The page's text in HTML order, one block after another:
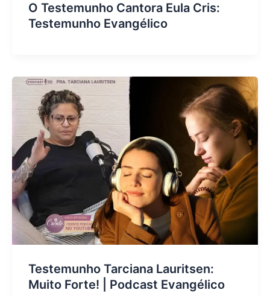
O Testemunho Cantora Eula Cris:
Testemunho Evangélico
Testemunho Tarciana Lauritsen:
Muito Forte! | Podcast Evangélico